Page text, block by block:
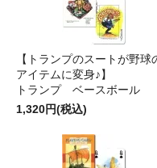
【トランプのスートが野球
アイテムに変身♪】
トランプ ベースボール
1,320円(税込)